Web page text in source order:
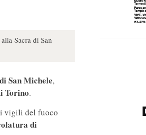
Sacra di San
San Michele,
Torino.
i vigili del fuoco
di